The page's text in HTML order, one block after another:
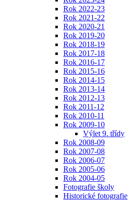
Rok 2022-23
Rok 2021-22
Rok 2020-21
Rok 2019-20
Rok 2018-19
Rok 2017-18
Rok 2016-17
Rok 2015-16
Rok 2014-15
Rok 2013-14
Rok 2012-13
Rok 2011-12
Rok 2010-11
Rok 2009-10
Výlet 9. třídy
Rok 2008-09
Rok 2007-08
Rok 2006-07
Rok 2005-06
Rok 2004-05
Fotografie školy
Historické fotografie